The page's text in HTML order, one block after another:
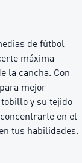
de fútbol
máxima
la cancha. Con
mejor
y su tejido
en el
tus habilidades.